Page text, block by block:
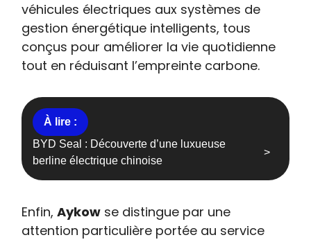
véhicules électriques aux systèmes de
gestion énergétique intelligents, tous
conçus pour améliorer la vie quotidienne
tout en réduisant l’empreinte carbone.
BYD Seal : Découverte d’une luxueuse
berline électrique chinoise
Enfin,Aykow se distingue par une
attention particulière portée au service